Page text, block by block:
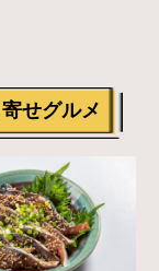
せグルメ